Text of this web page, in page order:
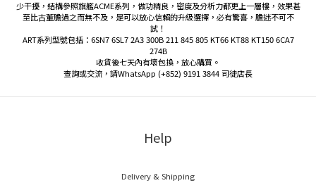
少干擾，結構參照旗艦ACME系列，做功精良，密度及分析力都更上一層樓，效果甚
至比古董膽過之而無不及，是可以放心信賴的升級選擇，必有驚喜，膽迷不可不
試！
ART系列型號包括：6SN7 6SL7 2A3 300B 211 845 805 KT66 KT88 KT150 6CA7
274B
收貨後七天內有壞包換，放心購買。
查詢或交流，請WhatsApp (+852) 9191 3844 司徒店長
Help
Delivery & Shipping